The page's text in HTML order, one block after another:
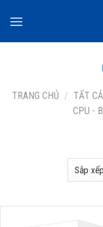
TRANG CHỦ / TẤT
CPU -